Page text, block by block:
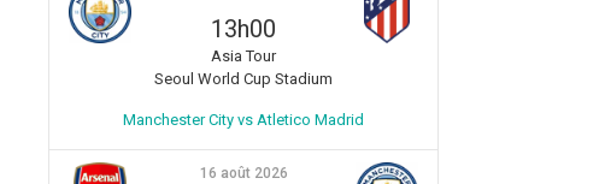
13h00
Asia Tour
Seoul World Cup Stadium
Manchester City vs Atletico Madrid
16 août 2026